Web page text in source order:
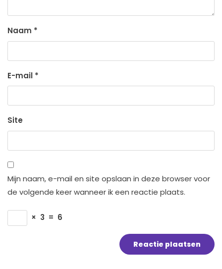
Naam *
E-mail *
Site
Mijn naam, e-mail en site opslaan in deze browser voor
de volgende keer wanneer ik een reactie plaats.
× 3 = 6